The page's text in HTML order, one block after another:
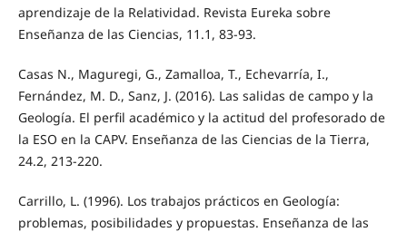
aprendizaje de la Relatividad. Revista Eureka sobre
Enseñanza de las Ciencias, 11.1, 83-93.
Casas N., Maguregi, G., Zamalloa, T., Echevarría, I.,
Fernández, M. D., Sanz, J. (2016). Las salidas de campo y la
Geología. El perfil académico y la actitud del profesorado de
la ESO en la CAPV. Enseñanza de las Ciencias de la Tierra,
24.2, 213-220.
Carrillo, L. (1996). Los trabajos prácticos en Geología:
problemas, posibilidades y propuestas. Enseñanza de las